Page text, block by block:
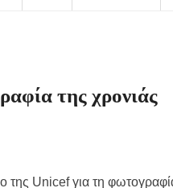
Δικαίωση της
ύδρευση και αποχέτευση
Μακεδονίας
του Σωτήρος
περιοχή του Πόρτο Καρράς
της χρονιάς
της Unicef για τη